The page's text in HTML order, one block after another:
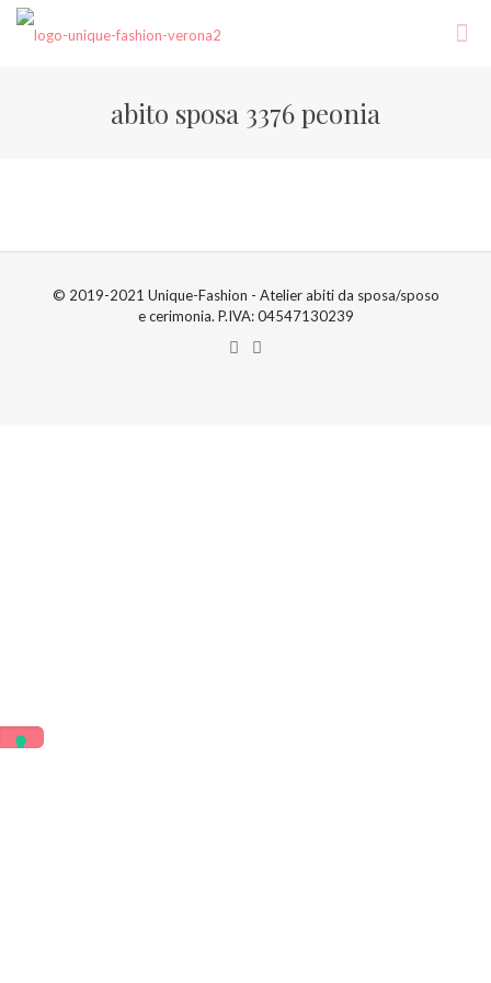
abito sposa 3376 peonia
© 2019-2021 Unique-Fashion - Atelier abiti da sposa/sposo
e cerimonia. P.IVA: 04547130239